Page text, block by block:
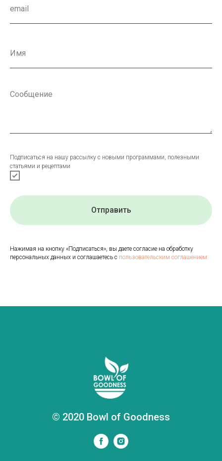
Подписаться на нашу рассылку с новыми программами, полезными
статьями и рецептами
Отправить
Нажимая на кнопку «Подписаться», вы даете согласие на обработку
персональных данных и соглашаетесь с пользовательским соглашением.
© 2020 Bowl of Goodness